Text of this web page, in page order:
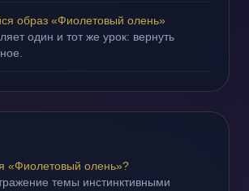
образ «Фиолетовый олень»
один и тот же урок: вернуть
«Фиолетовый олень»?
темы инстинктивными